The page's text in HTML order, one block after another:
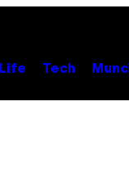
Life Tech